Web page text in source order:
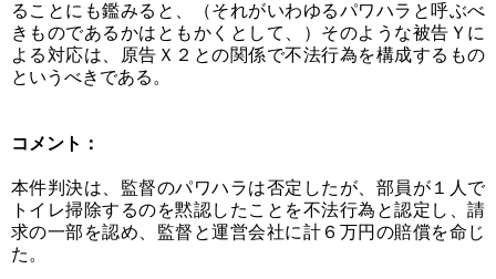
ることにも鑑みると、（それがいわゆるパワハラと呼ぶべ
きものであるかはともかくとして、）そのような被告Ｙに
よる対応は、原告Ｘ２との関係で不法行為を構成するもの
というべきである。
コメント：
本件判決は、監督のパワハラは否定したが、部員が１人で
トイレ掃除するのを黙認したことを不法行為と認定し、請
求の一部を認め、監督と運営会社に計６万円の賠償を命じ
た。